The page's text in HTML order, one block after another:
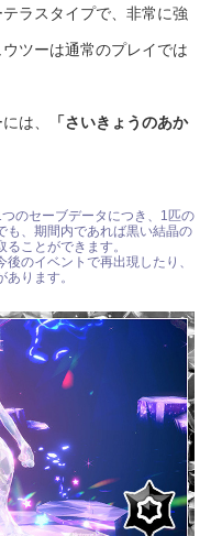
ラスタイプで、非常に強
ツーは通常のプレイでは
は、 「さいきょうのあか
のセーブデータにつき、1匹の
も、期間内であれば黒い結晶の
ことができます。
のイベントで再出現したり、
ります。